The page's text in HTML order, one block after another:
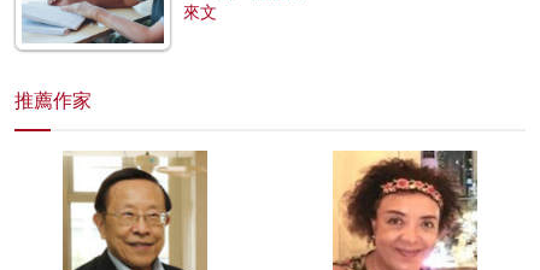
來文
推薦作家